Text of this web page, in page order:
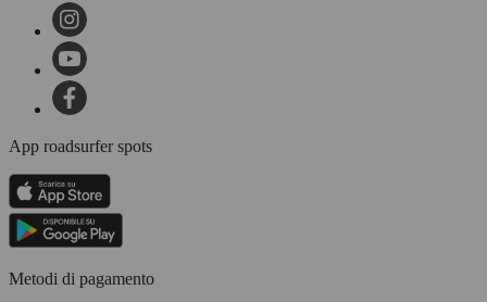
App roadsurfer spots
Metodi di pagamento